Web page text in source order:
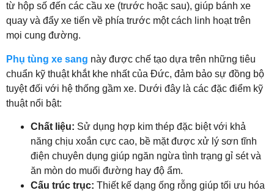
từ hộp số đến các cầu xe (trước hoặc sau), giúp bánh xe
quay và đẩy xe tiến về phía trước một cách linh hoạt trên
mọi cung đường.
Phụ tùng xe sang này được chế tạo dựa trên những tiêu
chuẩn kỹ thuật khắt khe nhất của Đức, đảm bảo sự đồng bộ
tuyệt đối với hệ thống gầm xe. Dưới đây là các đặc điểm kỹ
thuật nổi bật:
Chất liệu: Sử dụng hợp kim thép đặc biệt với khả
năng chịu xoắn cực cao, bề mặt được xử lý sơn tĩnh
điện chuyên dụng giúp ngăn ngừa tình trạng gỉ sét và
ăn mòn do muối đường hay độ ẩm.
Cấu trúc trục: Thiết kế dạng ống rỗng giúp tối ưu hóa